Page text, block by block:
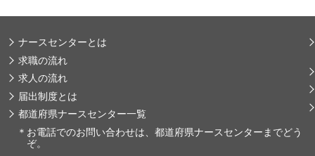
ナースセンターとは
求職の流れ
求人の流れ
届出制度とは
都道府県ナースセンター一覧
＊ お電話でのお問い合わせは、都道府県ナースセンターまでどう
ぞ。